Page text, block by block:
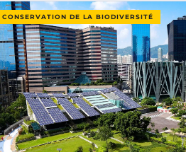
CONSERVATION DE LA BIODIVERSITÉ